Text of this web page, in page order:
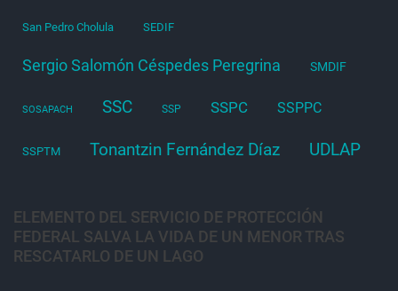
San Pedro Cholula SEDIF
Sergio Salomón Céspedes Peregrina SMDIF
SOSAPACH SSC SSP SSPC SSPPC
SSPTM Tonantzin Fernández Díaz UDLAP
ELEMENTO DEL SERVICIO DE PROTECCIÓN
FEDERAL SALVA LA VIDA DE UN MENOR TRAS
RESCATARLO DE UN LAGO